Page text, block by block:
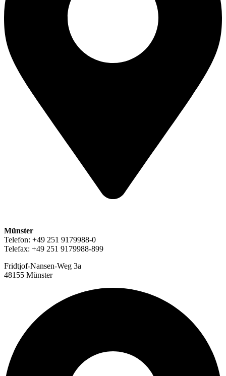
Münster
Telefon: +49 251 9179988-0
Telefax: +49 251 9179988-899
Fridtjof-Nansen-Weg 3a
48155 Münster